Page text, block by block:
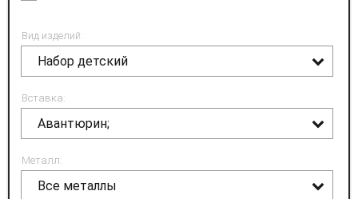
Вид изделий:
Набор детский
Вставка:
Авантюрин;
Металл:
Все металлы